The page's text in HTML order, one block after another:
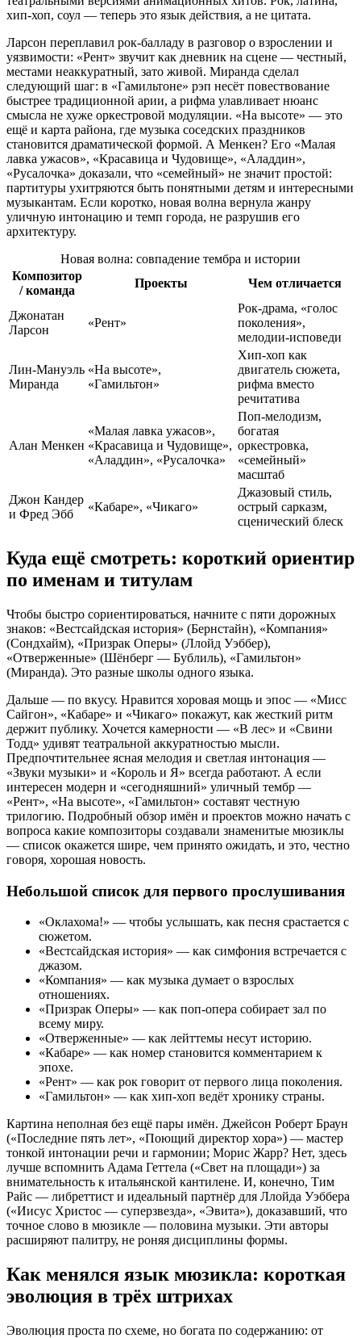
хип‑хоп, соул — теперь это язык действия, а не цитата.
Ларсон переплавил рок‑балладу в разговор о взрослении и
уязвимости: «Рент» звучит как дневник на сцене — честный,
местами неаккуратный, зато живой. Миранда сделал
следующий шаг: в «Гамильтоне» рэп несёт повествование
быстрее традиционной арии, а рифма улавливает нюанс
смысла не хуже оркестровой модуляции. «На высоте» — это
ещё и карта района, где музыка соседских праздников
становится драматической формой. А Менкен? Его «Малая
лавка ужасов», «Красавица и Чудовище», «Аладдин»,
«Русалочка» доказали, что «семейный» не значит простой:
партитуры ухитряются быть понятными детям и интересными
музыкантам. Если коротко, новая волна вернула жанру
уличную интонацию и темп города, не разрушив его
архитектуру.
Новая волна: совпадение тембра и истории
Композитор
/ команда
Проекты Чем отличается
Джонатан
Ларсон
«Рент»
Рок‑драма, «голос
поколения»,
мелодии‑исповеди
Лин‑Мануэль
Миранда
«На высоте»,
«Гамильтон»
Хип‑хоп как
двигатель сюжета,
рифма вместо
речитатива
Алан Менкен
«Малая лавка ужасов»,
«Красавица и Чудовище»,
«Аладдин», «Русалочка»
Поп‑мелодизм,
богатая
оркестровка,
«семейный»
масштаб
Джон Кандер
и Фред Эбб
«Кабаре», «Чикаго»
Джазовый стиль,
острый сарказм,
сценический блеск
Куда ещё смотреть: короткий ориентир
по именам и титулам
Чтобы быстро сориентироваться, начните с пяти дорожных
знаков: «Вестсайдская история» (Бернстайн), «Компания»
(Сондхайм), «Призрак Оперы» (Ллойд Уэббер),
«Отверженные» (Шёнберг — Бублиль), «Гамильтон»
(Миранда). Это разные школы одного языка.
Дальше — по вкусу. Нравится хоровая мощь и эпос — «Мисс
Сайгон», «Кабаре» и «Чикаго» покажут, как жесткий ритм
держит публику. Хочется камерности — «В лес» и «Свини
Тодд» удивят театральной аккуратностью мысли.
Предпочтительнее ясная мелодия и светлая интонация —
«Звуки музыки» и «Король и Я» всегда работают. А если
интересен модерн и «сегодняшний» уличный тембр —
«Рент», «На высоте», «Гамильтон» составят честную
трилогию. Подробный обзор имён и проектов можно начать с
вопроса какие композиторы создавали знаменитые мюзиклы
— список окажется шире, чем принято ожидать, и это, честно
говоря, хорошая новость.
Небольшой список для первого прослушивания
«Оклахома!» — чтобы услышать, как песня срастается с
сюжетом.
«Вестсайдская история» — как симфония встречается с
джазом.
«Компания» — как музыка думает о взрослых
отношениях.
«Призрак Оперы» — как поп‑опера собирает зал по
всему миру.
«Отверженные» — как лейттемы несут историю.
«Кабаре» — как номер становится комментарием к
эпохе.
«Рент» — как рок говорит от первого лица поколения.
«Гамильтон» — как хип‑хоп ведёт хронику страны.
Картина неполная без ещё пары имён. Джейсон Роберт Браун
(«Последние пять лет», «Поющий директор хора») — мастер
тонкой интонации речи и гармонии; Морис Жарр? Нет, здесь
лучше вспомнить Адама Геттела («Свет на площади») за
внимательность к итальянской кантилене. И, конечно, Тим
Райс — либреттист и идеальный партнёр для Ллойда Уэббера
(«Иисус Христос — суперзвезда», «Эвита»), доказавший, что
точное слово в мюзикле — половина музыки. Эти авторы
расширяют палитру, не роняя дисциплины формы.
Как менялся язык мюзикла: короткая
эволюция в трёх штрихах
Эволюция проста по схеме, но богата по содержанию: от